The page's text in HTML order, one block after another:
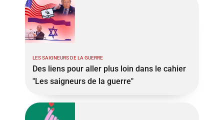
LES SAIGNEURS DE LA GUERRE
Des liens pour aller plus loin dans le cahier
"Les saigneurs de la guerre"